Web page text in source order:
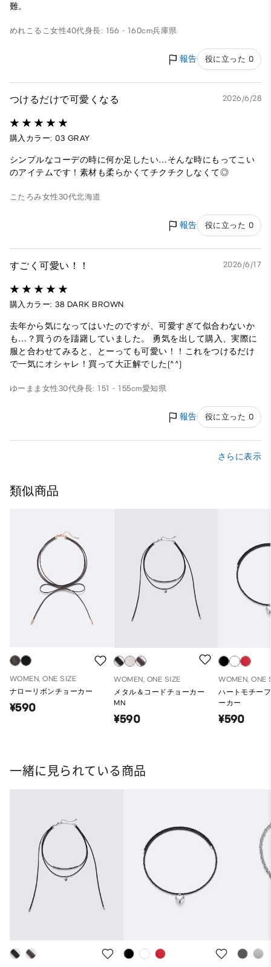
難。
めれこるこ女性40代身長: 156 - 160cm兵庫県
報告 役に立った 0
つけるだけで可愛くなる 2026/6/28
購入カラー: 03 GRAY
シンプルなコーデの時に何か足したい…そんな時にもってこい
のアイテムです！素材も柔らかくてチクチクしなくて◎
こたろみ女性30代北海道
報告 役に立った 0
すごく可愛い！！ 2026/6/17
購入カラー: 38 DARK BROWN
去年から気になってはいたのですが、可愛すぎて似合わないか
も…？買うのを躊躇していました。 勇気を出して購入、実際に
服と合わせてみると、とーっても可愛い！！これをつけるだけ
で一気にオシャレ！買って大正解でした(^^)
ゆーまま 女性30代身長: 151 - 155cm愛知県
報告 役に立った 0
さらに表示
類似商品
WOMEN, ONE SIZE
ナローリボンチョーカー
¥590
WOMEN, ONE SIZE
メタル＆コードチョーカー
MN
¥590
WOMEN, ONE
ハートモチー
ーカー
¥590
一緒に見られている商品